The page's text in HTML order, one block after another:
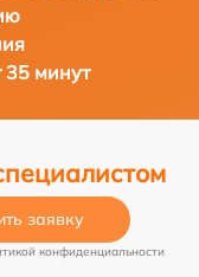
35 минут
заявку
конфиденциальности